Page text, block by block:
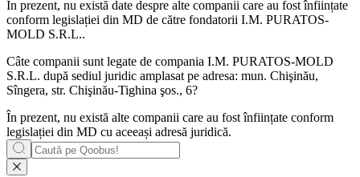
În prezent, nu există date despre alte companii care au fost înființate
conform legislației din MD de către fondatorii I.M. PURATOS-
MOLD S.R.L..
Câte companii sunt legate de compania I.M. PURATOS-MOLD
S.R.L. după sediul juridic amplasat pe adresa: mun. Chişinău,
Sîngera, str. Chişinău-Tighina şos., 6?
În prezent, nu există alte companii care au fost înființate conform
legislației din MD cu aceeași adresă juridică.